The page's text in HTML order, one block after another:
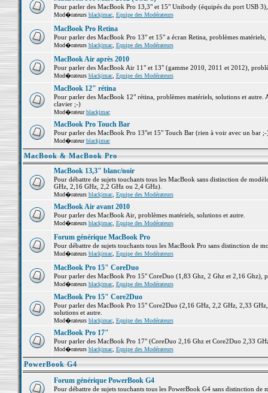
Pour parler des MacBook Pro 13,3" et 15" Unibody (équipés du port USB
Mod�rateurs blackjmac, Equipe des Modérateurs
MacBook Pro Retina
Pour parler des MacBook Pro 13" et 15" a écran Retina, problèmes matériels,
Mod�rateurs blackjmac, Equipe des Modérateurs
MacBook Air après 2010
Pour parler des MacBook Air 11" et 13" (gamme 2010, 2011 et 2012),
Mod�rateurs blackjmac, Equipe des Modérateurs
MacBook 12" rétina
Pour parler des MacBook 12" rétina, problèmes matériels, solutions et
clavier ;-)
Mod�rateurblackjmac
MacBook Pro Touch Bar
Pour parler des MacBook Pro 13"et 15" Touch Bar (rien à voir avec un bar
Mod�rateurblackjmac
MacBook & MacBook Pro
MacBook 13,3" blanc/noir
Pour débattre de sujets touchants tous les MacBook sans distinction de
GHz, 2,16 GHz, 2,2 GHz ou 2,4 GHz).
Mod�rateurs blackjmac, Equipe des Modérateurs
MacBook Air avant 2010
Pour parler des MacBook Air, problèmes matériels, solutions et autre.
Mod�rateurs blackjmac, Equipe des Modérateurs
Forum générique MacBook Pro
Pour débattre de sujets touchants tous les MacBook Pro sans distinction de
Mod�rateurs blackjmac, Equipe des Modérateurs
MacBook Pro 15" CoreDuo
Pour parler des MacBook Pro 15" CoreDuo (1,83 Ghz, 2 Ghz et 2,16 Ghz),
Mod�rateurs blackjmac, Equipe des Modérateurs
MacBook Pro 15" Core2Duo
Pour parler des MacBook Pro 15" Core2Duo (2,16 GHz, 2,2 GHz, 2,33
solutions et autre.
Mod�rateurs blackjmac, Equipe des Modérateurs
MacBook Pro 17"
Pour parler des MacBook Pro 17" (CoreDuo 2,16 Ghz et Core2Duo 2,33
Mod�rateurs blackjmac, Equipe des Modérateurs
PowerBook G4
Forum générique PowerBook G4
Pour débattre de sujets touchants tous les PowerBook G4 sans distinction de